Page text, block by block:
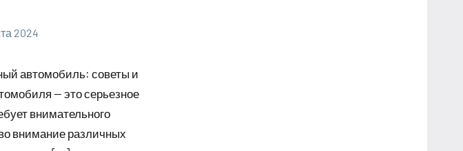
2024
автомобиль: советы и
— это серьезное
внимательного
внимание различных